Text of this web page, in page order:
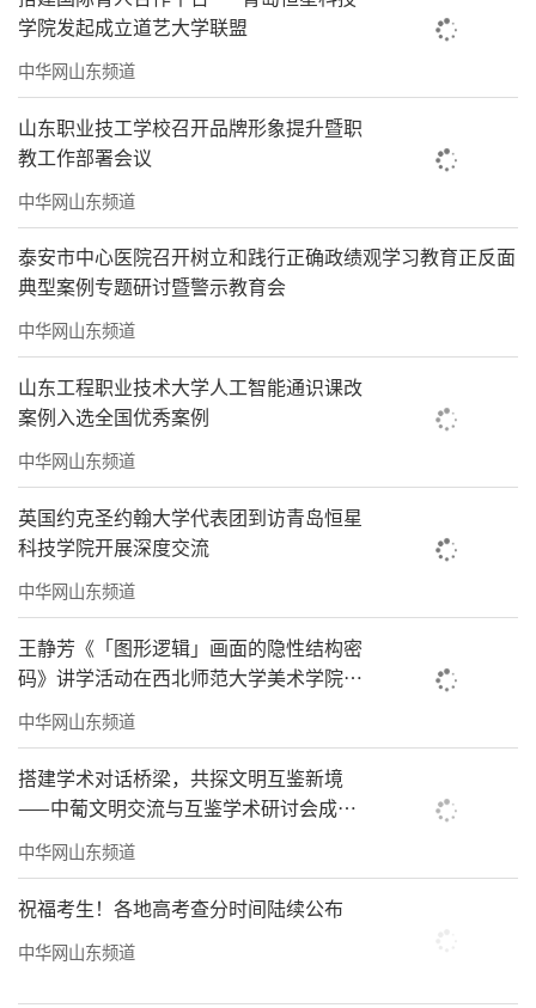
学院发起成立道艺大学联盟
中华网山东频道
山东职业技工学校召开品牌形象提升暨职
教工作部署会议
中华网山东频道
泰安市中心医院召开树立和践行正确政绩观学习教育正反面
典型案例专题研讨暨警示教育会
中华网山东频道
山东工程职业技术大学人工智能通识课改
案例入选全国优秀案例
中华网山东频道
英国约克圣约翰大学代表团到访青岛恒星
科技学院开展深度交流
中华网山东频道
王静芳《「图形逻辑」画面的隐性结构密
码》讲学活动在西北师范大学美术学院举
办
中华网山东频道
搭建学术对话桥梁，共探文明互鉴新境
——中葡文明交流与互鉴学术研讨会成功
举办
中华网山东频道
祝福考生！各地高考查分时间陆续公布
中华网山东频道